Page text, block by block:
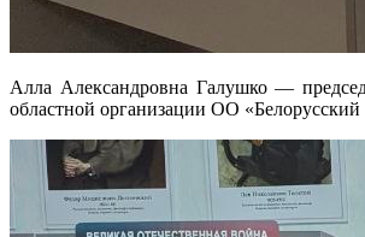
Алла Александровна Галушко —
областной организации ОО